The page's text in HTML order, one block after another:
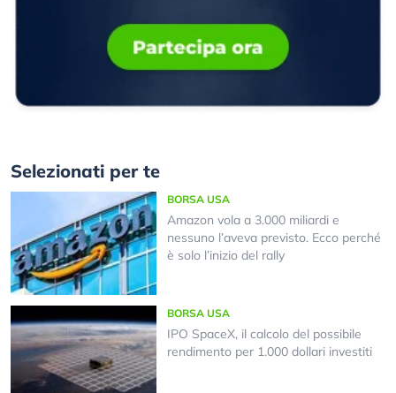
Selezionati per te
BORSA USA
Amazon vola a 3.000 miliardi e
nessuno l’aveva previsto. Ecco perché
è solo l’inizio del rally
BORSA USA
IPO SpaceX, il calcolo del possibile
rendimento per 1.000 dollari investiti